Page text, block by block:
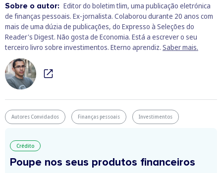
Sobre o autor: Editor do boletim tlim, uma publicação eletrónica
de finanças pessoais. Ex-jornalista. Colaborou durante 20 anos com
mais de uma dúzia de publicações, do Expresso à Seleções do
Reader's Digest. Não gosta de Economia. Está a escrever o seu
terceiro livro sobre investimentos. Eterno aprendiz. Saber mais.
Autores Convidados Finanças pessoais Investimentos
Crédito
Poupe nos seus produtos financeiros